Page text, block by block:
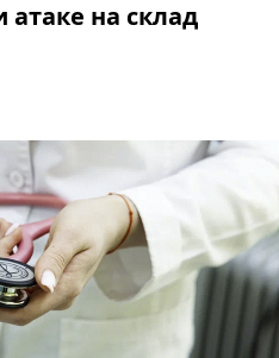
атаке на склад